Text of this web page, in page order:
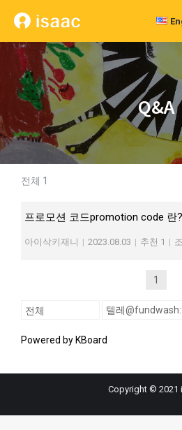
Q&A
전체 1
프로모션 코드promotion code 란?
아이삭키재니 | 2023.08.03 | 추천 1 |
1
Powered by KBoard
Copyright © 2021